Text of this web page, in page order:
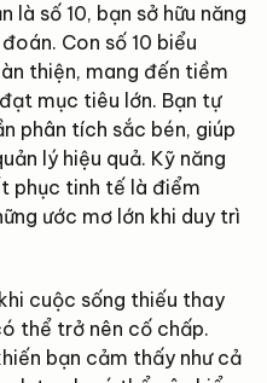
là số 10, bạn sở hữu năng
Con số 10 biểu
thiện, mang đến tiềm
mục tiêu lớn. Bạn tự
phân tích sắc bén, giúp
lý hiệu quả. Kỹ năng
phục tinh tế là điểm
ước mơ lớn khi duy trì
cuộc sống thiếu thay
thể trở nên cố chấp.
bạn cảm thấy như cả